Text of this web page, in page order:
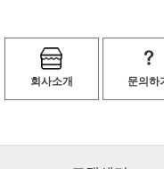
회사소개 문의하